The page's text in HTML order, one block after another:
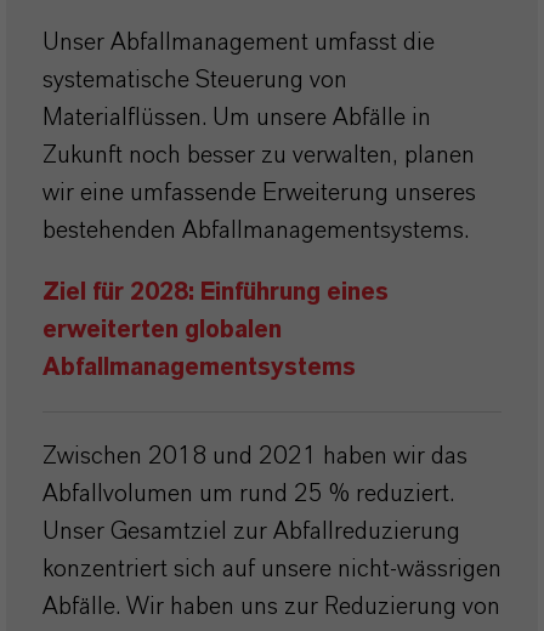
Unser Abfallmanagement umfasst die
systematische Steuerung von
Materialflüssen. Um unsere Abfälle in
Zukunft noch besser zu verwalten, planen
wir eine umfassende Erweiterung unseres
bestehenden Abfallmanagementsystems.
Ziel für 2028: Einführung eines
erweiterten globalen
Abfallmanagementsystems
Zwischen 2018 und 2021 haben wir das
Abfallvolumen um rund 25 % reduziert.
Unser Gesamtziel zur Abfallreduzierung
konzentriert sich auf unsere nicht-wässrigen
Abfälle. Wir haben uns zur Reduzierung von